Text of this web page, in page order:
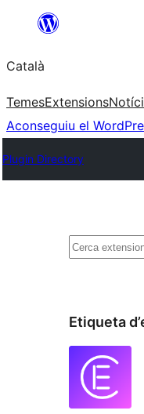
contingut
Català
TemesExtensions
Aconseguiu el
Plugin Directory
Cerca
Etiqueta